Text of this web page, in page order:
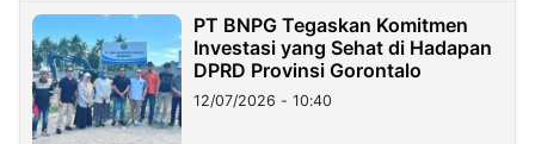
PT BNPG Tegaskan Komitmen
Investasi yang Sehat di Hadapan
DPRD Provinsi Gorontalo
12/07/2026 - 10:40